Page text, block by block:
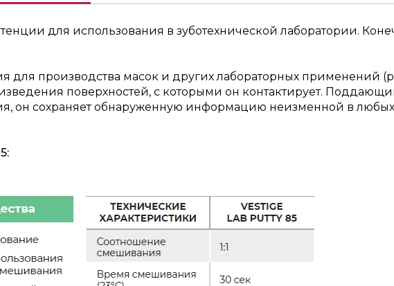
для использования в зуботехнической лаборатории.
для производства масок и других лабораторных применений
поверхностей, с которыми он контактирует.
он сохраняет обнаруженную информацию неизменной в